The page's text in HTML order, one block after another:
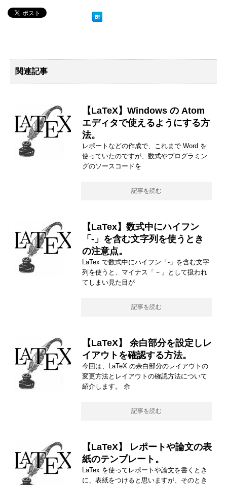
関連記事
【LaTeX】Windows の Atom
エディタで使えるようにする方
法。
レポートなどの作成で、これまで Word を
使っていたのですが、数式やプログラミン
グのソースコードを
記事を読む
【LaTex】数式中にハイフン
「-」を含む文字列を使うとき
の注意点。
LaTex で数式中にハイフン「-」を含む文字
列を使うと、マイナス「－」として扱われ
てしまい見た目が
記事を読む
【LaTeX】 余白部分を設定しレ
イアウトを確認する方法。
今回は、LaTeX の余白部分のレイアウトの
変更方法とレイアウトの確認方法について
紹介します。 余
記事を読む
【LaTeX】 レポートや論文の表
紙のテンプレート。
LaTex を使ってレポートや論文を書くとき
に、表紙をつけると思いますが、そのとき